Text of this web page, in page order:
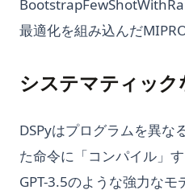
最適化を組み込んだ
システマティッ
DSPyはプログラムを異な
た命令に「コンパイル」
GPT-3.5のような強力な